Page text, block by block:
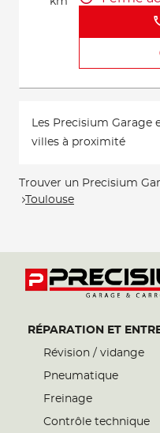
Les Precisium Garage
villes à proximité
Trouver un Precisium
Toulouse
RÉPARATION ET
Révision / vidange
Pneumatique
Freinage
Contrôle technique